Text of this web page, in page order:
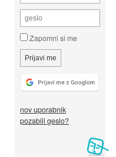
Zapomni si me
nov uporabnik
pozabili geslo?